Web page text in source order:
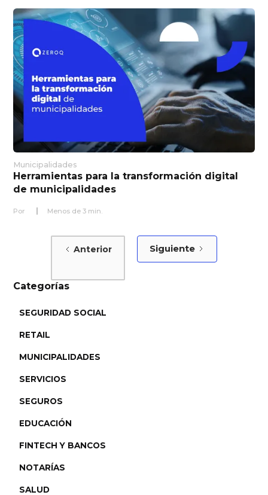
Municipalidades
Herramientas para la transformación digital
de municipalidades
Por Menos de 3 min.
Anterior Siguiente
Categorías
SEGURIDAD SOCIAL
RETAIL
MUNICIPALIDADES
SERVICIOS
SEGUROS
EDUCACIÓN
FINTECH Y BANCOS
NOTARÍAS
SALUD